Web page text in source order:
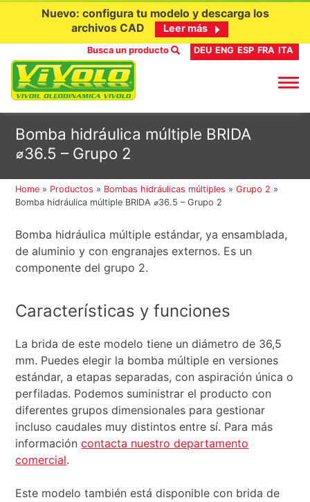
contenido
Nuevo: configura tu modelo y descarga los
archivos CAD
Leer más
Busca un producto DEU ENG ESP FRA ITA
Bomba hidráulica múltiple BRIDA
⌀36.5 – Grupo 2
Home » Productos » Bombas hidráulicas múltiples »Grupo 2 »
Bomba hidráulica múltiple BRIDA ⌀36.5 – Grupo 2
Bomba hidráulica múltiple estándar, ya ensamblada,
de aluminio y con engranajes externos. Es un
componente del grupo 2.
Características y funciones
La brida de este modelo tiene un diámetro de 36,5
mm. Puedes elegir la bomba múltiple en versiones
estándar, a etapas separadas, con aspiración única o
perfiladas. Podemos suministrar el producto con
diferentes grupos dimensionales para gestionar
incluso caudales muy distintos entre sí. Para más
informacióncontacta nuestro departamento
comercial.
Este modelo también está disponible con brida de